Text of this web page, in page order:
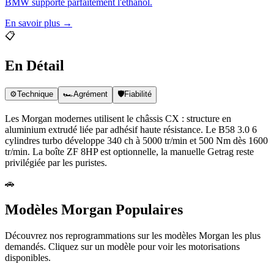
BMW supporte parfaitement l'éthanol.
En savoir plus →
📋
En Détail
⚙️Technique 🏎️Agrément 🛡️Fiabilité
Les Morgan modernes utilisent le châssis CX : structure en
aluminium extrudé liée par adhésif haute résistance. Le B58 3.0 6
cylindres turbo développe 340 ch à 5000 tr/min et 500 Nm dès 1600
tr/min. La boîte ZF 8HP est optionnelle, la manuelle Getrag reste
privilégiée par les puristes.
🚗
Modèles Morgan Populaires
Découvrez nos reprogrammations sur les modèles Morgan les plus
demandés. Cliquez sur un modèle pour voir les motorisations
disponibles.